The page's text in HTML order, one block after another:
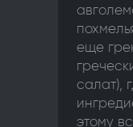
еще
салат),
этому